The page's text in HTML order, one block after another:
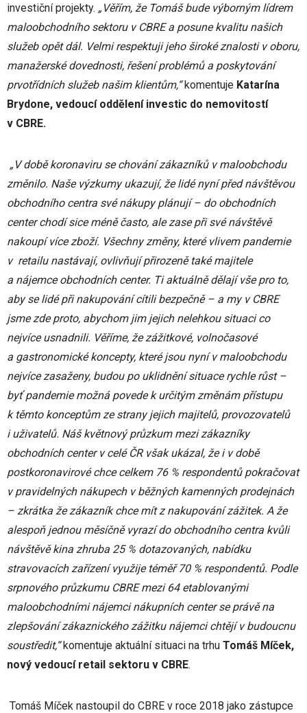
investiční projekty. „Věřím, že Tomáš bude výborným lídrem
maloobchodního sektoru v CBRE a posune kvalitu našich
služeb opět dál. Velmi respektuji jeho široké znalosti v oboru,
manažerské dovednosti, řešení problémů a poskytování
prvotřídních služeb našim klientům,“komentuje Katarína
Brydone, vedoucí oddělení investic do nemovitostí
v CBRE.
„V době koronaviru se chování zákazníků v maloobchodu
změnilo. Naše výzkumy ukazují, že lidé nyní před návštěvou
obchodního centra své nákupy plánují – do obchodních
center chodí sice méně často, ale zase při své návštěvě
nakoupí více zboží. Všechny změny, které vlivem pandemie
v retailu nastávají, ovlivňují přirozeně také majitele
a nájemce obchodních center. Ti aktuálně dělají vše pro to,
aby se lidé při nakupování cítili bezpečně – a my v CBRE
jsme zde proto, abychom jim jejich nelehkou situaci co
nejvíce usnadnili. Věříme, že zážitkové, volnočasové
a gastronomické koncepty, které jsou nyní v maloobchodu
nejvíce zasaženy, budou po uklidnění situace rychle růst –
byť pandemie možná povede k určitým změnám přístupu
k těmto konceptům ze strany jejich majitelů, provozovatelů
i uživatelů. Náš květnový průzkum mezi zákazníky
obchodních center v celé ČR však ukázal, že i v době
postkoronavirové chce celkem 76 % respondentů pokračovat
v pravidelných nákupech v běžných kamenných prodejnách
– zkrátka že zákazník chce mít z nakupování zážitek. A že
alespoň jednou měsíčně vyrazí do obchodního centra kvůli
návštěvě kina zhruba 25 % dotazovaných, nabídku
stravovacích zařízení využije téměř 70 % respondentů. Podle
srpnového průzkumu CBRE mezi 64 etablovanými
maloobchodními nájemci nákupních center se právě na
zlepšování zákaznického zážitku nájemci chtějí v budoucnu
soustředit,“komentuje aktuální situaci na trhu Tomáš Míček,
nový vedoucí retail sektoru v CBRE.
Tomáš Míček nastoupil do CBRE v roce 2018 jako zástupce